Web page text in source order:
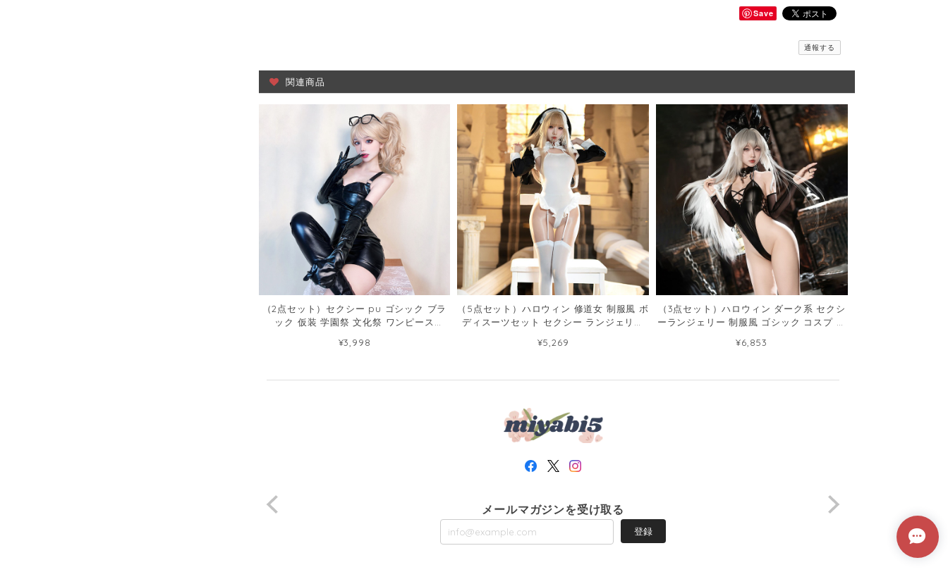
Save
通報する
関連商品
（2点セット）セクシー pu ゴシック ブラ
ック 仮装 学園祭 文化祭 ワンピース
¥3,998
（5点セット）ハロウィン 修道女 制服風 ボ
ディスーツセット セクシー ランジェリー
¥5,269
（3点セット）ハロウィン ダーク系 セクシ
ーランジェリー 制服風 ゴシック コスプ 衣
¥6,853
メールマガジンを受け取る
登録